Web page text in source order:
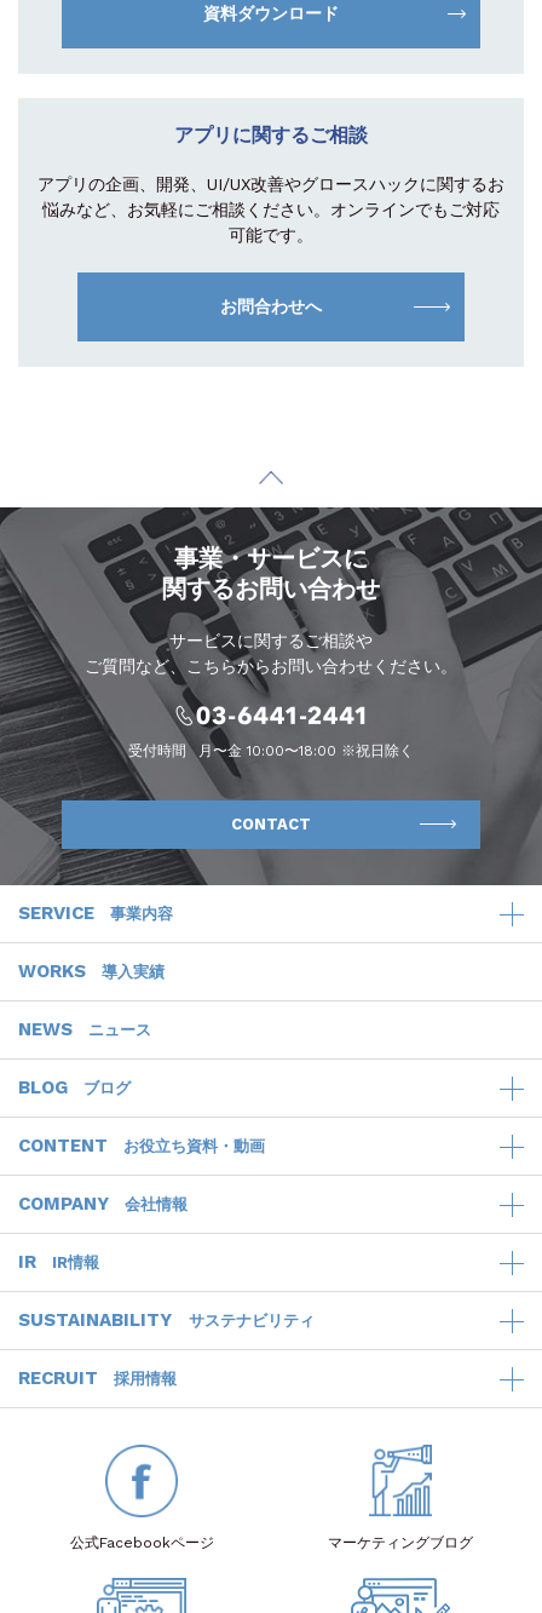
資料ダウンロード
アプリに関するご相談
アプリの企画、開発、UI/UX改善やグロースハックに関するお
悩みなど、お気軽にご相談 ください。オンラインでもご対応
可能です。
お問合わせへ
事業・サービスに
関するお問い合わせ
サービスに関するご相談や
ご質問など、こちらからお問い合わせください。
受付時間 月〜金 10:00〜18:00 ※祝日除く
CONTACT
SERVICE 事業内容
WORKS 導入実績
NEWS ニュース
BLOG ブログ
CONTENT お役立ち資料・動画
COMPANY 会社情報
IR IR情報
SUSTAINABILITY サステナビリティ
RECRUIT 採用情報
公式Facebookページ マーケティングブログ